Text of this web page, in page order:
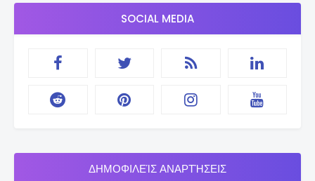
SOCIAL MEDIA
ΔΗΜΟΦΙΛΕΊΣ ΑΝΑΡΤΉΣΕΙΣ